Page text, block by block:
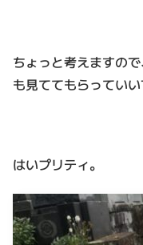
ちょっと考えますの
も見ててもらってい
はいプリティ。